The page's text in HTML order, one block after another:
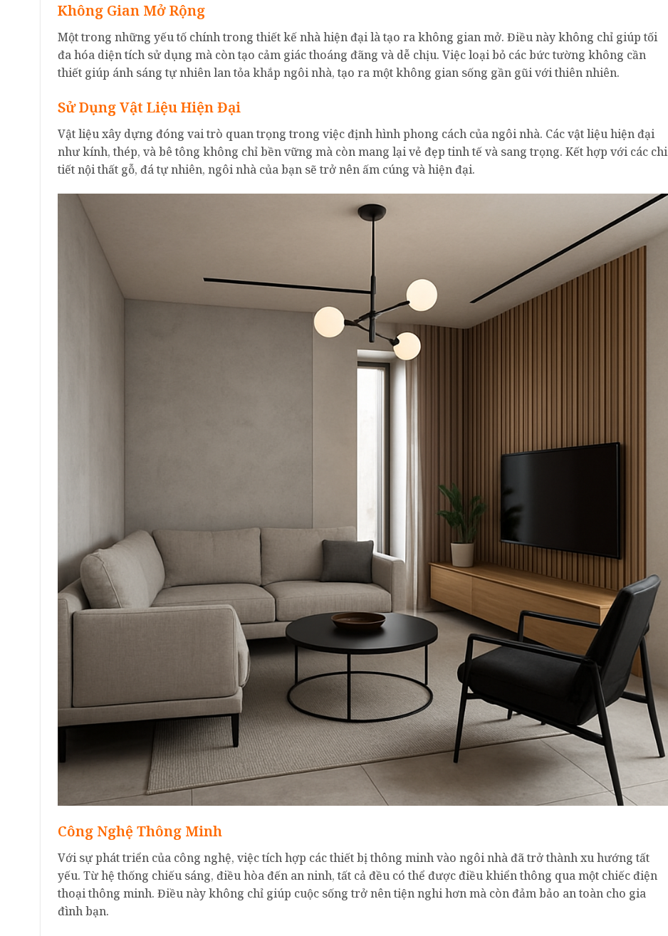
Không Gian Mở Rộng
Một trong những yếu tố chính trong thiết kế nhà hiện đại là tạo ra không gian mở. Điều này không chỉ giúp tối
đa hóa diện tích sử dụng mà còn tạo cảm giác thoáng đãng và dễ chịu. Việc loại bỏ các bức tường không cần
thiết giúp ánh sáng tự nhiên lan tỏa khắp ngôi nhà, tạo ra một không gian sống gần gũi với thiên nhiên.
Sử Dụng Vật Liệu Hiện Đại
Vật liệu xây dựng đóng vai trò quan trọng trong việc định hình phong cách của ngôi nhà. Các vật liệu hiện đại
như kính, thép, và bê tông không chỉ bền vững mà còn mang lại vẻ đẹp tinh tế và sang trọng. Kết hợp với các chi
tiết nội thất gỗ, đá tự nhiên, ngôi nhà của bạn sẽ trở nên ấm cúng và hiện đại.
Công Nghệ Thông Minh
Với sự phát triển của công nghệ, việc tích hợp các thiết bị thông minh vào ngôi nhà đã trở thành xu hướng tất
yếu. Từ hệ thống chiếu sáng, điều hòa đến an ninh, tất cả đều có thể được điều khiển thông qua một chiếc điện
thoại thông minh. Điều này không chỉ giúp cuộc sống trở nên tiện nghi hơn mà còn đảm bảo an toàn cho gia
đình bạn.